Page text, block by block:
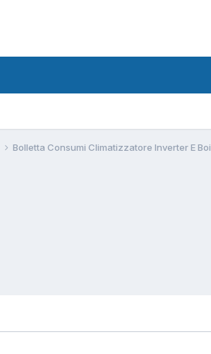
Bolletta Consumi Climatizzatore Inverter E